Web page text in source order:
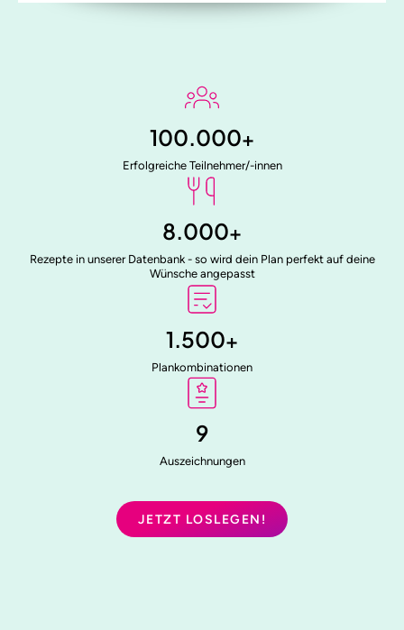
100.000+
Erfolgreiche Teilnehmer/-innen
8.000+
Rezepte in unserer Datenbank - so wird dein Plan perfekt auf deine
Wünsche angepasst
1.500+
Plankombinationen
9
Auszeichnungen
JETZT LOSLEGEN!